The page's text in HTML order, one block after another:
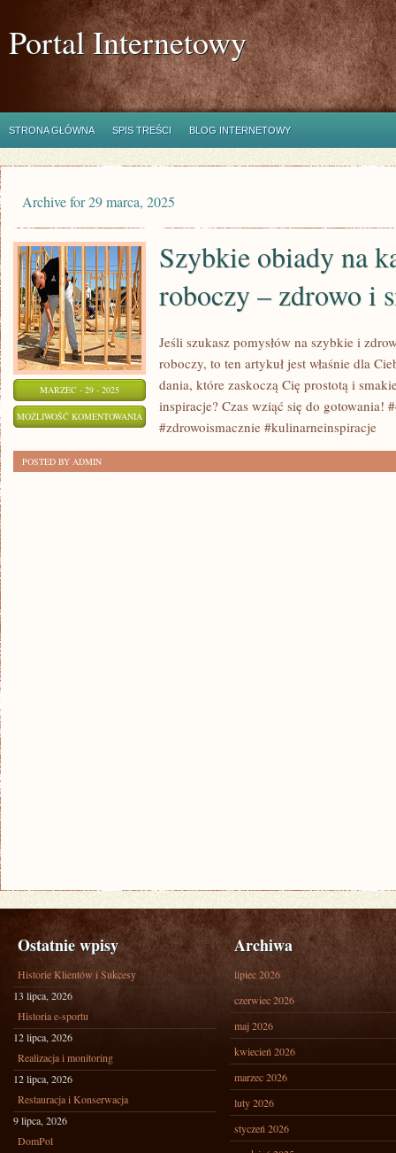
Portal Internetowy
STRONA GŁÓWNA SPIS TREŚCI BLOG INTERNETOWY
Archive for 29 marca, 2025
MARZEC - 29 - 2025
MOŻLIWOŚĆ KOMENTOWANIA SZYBKIE
Szybkie obiady na
roboczy – zdrowo i
Jeśli szukasz pomysłów na szybkie i
roboczy, to ten artykuł jest właśnie dla
dania, które zaskoczą Cię prostotą i
inspiracje? Czas wziąć się do gotowania!
#zdrowoismacznie #kulinarneinspiracje
POSTED BY ADMIN
Ostatnie wpisy
Historie Klientów i Sukcesy
13 lipca, 2026
Historia e-sportu
12 lipca, 2026
Realizacja i monitoring
12 lipca, 2026
Restauracja i Konserwacja
9 lipca, 2026
DomPol
Archiwa
lipiec 2026
czerwiec 2026
maj 2026
kwiecień 2026
marzec 2026
luty 2026
styczeń 2026